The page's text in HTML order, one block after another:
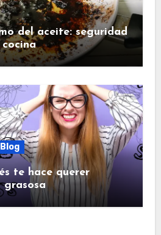
del aceite: seguridad
Blog
te hace querer
grasosa